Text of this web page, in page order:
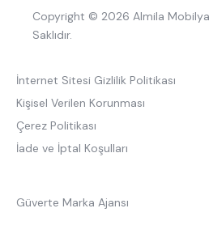
Copyright © 2026 Almila Mobilya
Saklıdır.
İnternet Sitesi Gizlilik Politikası
Kişisel Verilen Korunması
Çerez Politikası
İade ve İptal Koşulları
Güverte Marka Ajansı